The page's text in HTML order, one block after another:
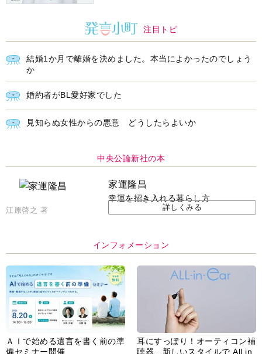
注目トピ
結婚1か月で離婚を決めました。本当によかったのでしょう
か
婚約者がBL愛好家でした
見知らぬ女性からの悪意 どうしたらよいか
中央公論新社の本
家運隆昌
幸運を招き入れる暮らし方
江原啓之 著 詳しくみる
インフォメーション
ＡＩで始める遺言を書く前の準
備セミナー開催
耳にすっぽり！オーティコン補
聴器、新しいスタイルで All in